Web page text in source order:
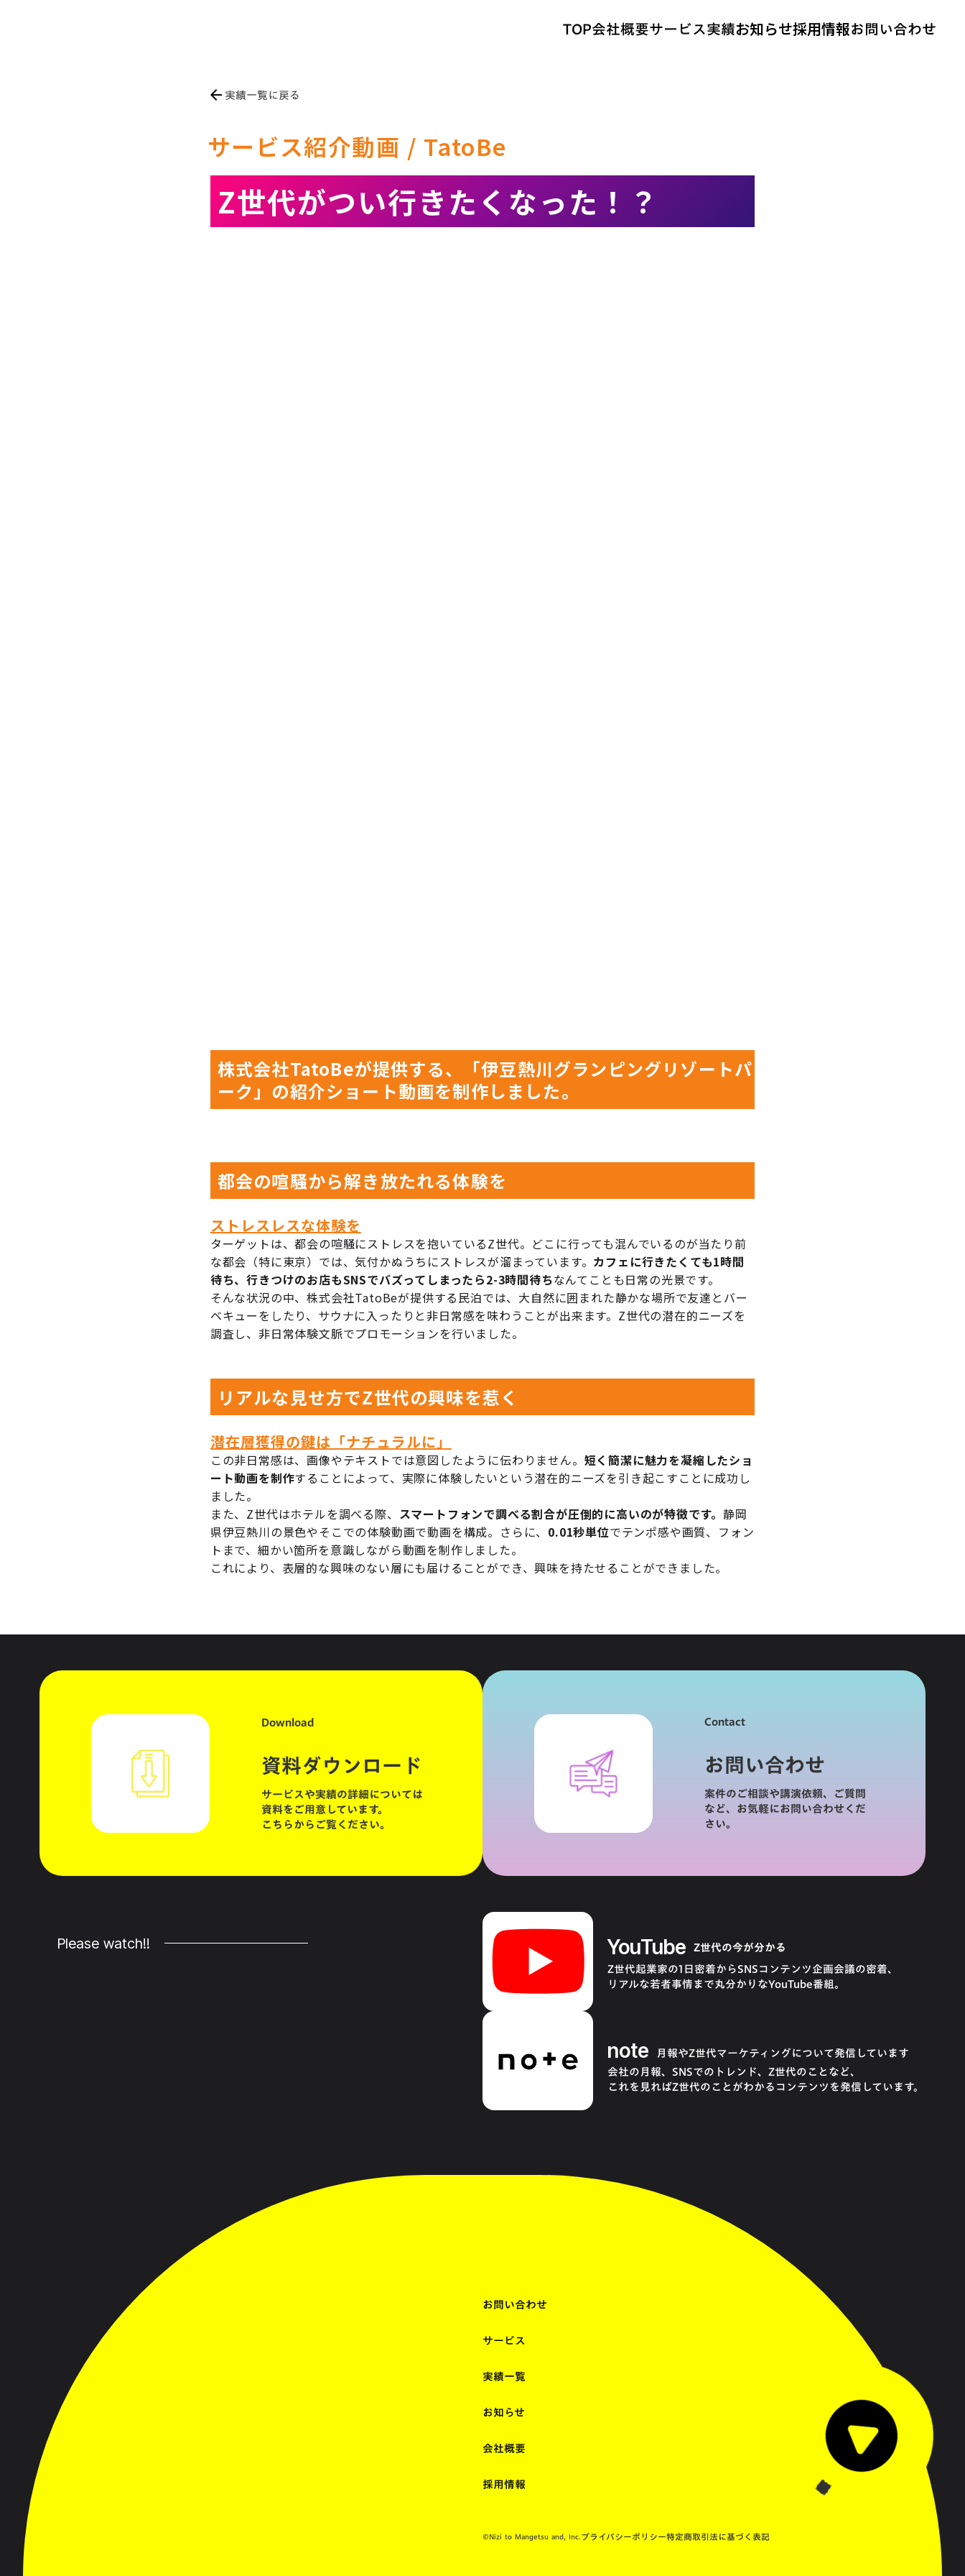
TOP会社概要サービス実績お知らせ採用情報お問い合わせ
arrow_back 実績一覧に戻る
サービス紹介動画 / TatoBe
Z世代がつい行きたくなった！？
株式会社TatoBeが提供する、「伊豆熱川グランピングリゾートパ
ーク」の紹介ショート動画を制作しました。
都会の喧騒から解き放たれる体験を
ストレスレスな体験を
ターゲットは、都会の喧騒にストレスを抱いているZ世代。どこに行っても混んでいるのが当たり前
な都会（特に東京）では、気付かぬうちにストレスが溜まっています。 カフェに行きたくても1時間
待ち、行きつけのお店もSNSでバズってしまったら2-3時間待ちなんてことも日常の光景です。
そんな状況の中、株式会社TatoBeが提供する民泊では、大自然に囲まれた静かな場所で友達とバー
ベキューをしたり、サウナに入ったりと非日常感を味わうことが出来ます。Z世代の潜在的ニーズを
調査し、非日常体験文脈でプロモーションを行いました。
リアルな見せ方でZ世代の興味を惹く
潜在層獲得の鍵は「ナチュラルに」
この非日常感は、画像やテキストでは意図したように伝わりません。 短く簡潔に魅力を凝縮したショ
ート動画を制作することによって、実際に体験したいという潜在的ニーズを引き起こすことに成功し
ました。
また、Z世代はホテルを調べる際、 スマートフォンで調べる割合が圧倒的に高いのが特徴です。静岡
県伊豆熱川の景色やそこでの体験動画で動画を構成。さらに、 0.01秒単位でテンポ感や画質、フォン
トまで、細かい箇所を意識しながら動画を制作しました。
これにより、表層的な興味のない層にも届けることができ、興味を持たせることができました。
Download
資料ダウンロード
サービスや実績の詳細については
資料をご用意しています。
こちらからご覧ください。
Contact
お問い合わせ
案件のご相談や講演依頼、ご質問
など、お気軽にお問い合わせくだ
さい。
Please watch!! YouTube Z世代の今が分かる
Z世代起業家の1日密着からSNSコンテンツ企画会議の密着、
リアルな若者事情まで丸分かりなYouTube番組。
note 月報やZ世代マーケティングについて発信しています
会社の月報、SNSでのトレンド、Z世代のことなど、
これを見ればZ世代のことがわかるコンテンツを発信しています。
お問い合わせ
サービス
実績一覧
お知らせ
会社概要
採用情報
©Nizi to Mangetsu and, Inc.プライバシーポリシー特定商取引法に基づく表記